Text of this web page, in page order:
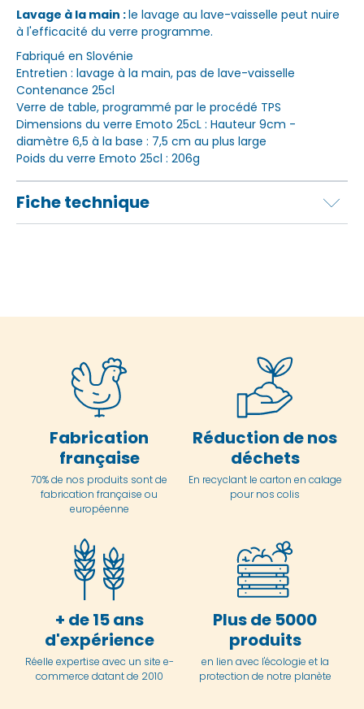
Lavage à la main :le lavage au lave-vaisselle peut nuire
à l'efficacité du verre programme.
Fabriqué en Slovénie
Entretien : lavage à la main, pas de lave-vaisselle
Contenance 25cl
Verre de table, programmé par le procédé TPS
Dimensions du verre Emoto 25cL : Hauteur 9cm -
diamètre 6,5 à la base : 7,5 cm au plus large
Poids du verre Emoto 25cl : 206g
Fiche technique
Fabrication
française
70% de nos produits sont de
fabrication française ou
européenne
Réduction de nos
déchets
En recyclant le carton en calage
pour nos colis
+ de 15 ans
d'expérience
Réelle expertise avec un site e-
commerce datant de 2010
Plus de 5000
produits
en lien avec l'écologie et la
protection de notre planète